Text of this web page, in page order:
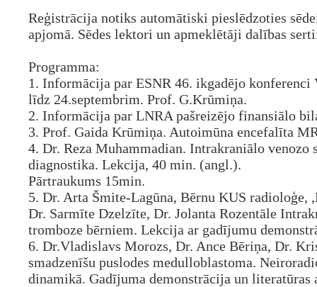
Reģistrācija notiks automātiski pieslēdzoties
apjomā. Sēdes lektori un apmeklētāji dalības
Programma:
1. Informācija par ESNR 46. ikgadējo konferenci
līdz 24.septembrim. Prof. G.Krūmiņa.
2. Informācija par LNRA pašreizējo finansiālo
3. Prof. Gaida Krūmiņa. Autoimūna encefalīta
4. Dr. Reza Muhammadian. Intrakraniālo venozo
diagnostika. Lekcija, 40 min. (angl.).
Pārtraukums 15min.
5. Dr. Arta Šmite-Lagūna, Bērnu KUS radioloģe,
Dr. Sarmīte Dzelzīte, Dr. Jolanta Rozentāle
tromboze bērniem. Lekcija ar gadījumu
6. Dr.Vladislavs Morozs, Dr. Ance Bēriņa, Dr.
smadzenīšu puslodes medulloblastoma.
dinamikā. Gadījuma demonstrācija un literatūras